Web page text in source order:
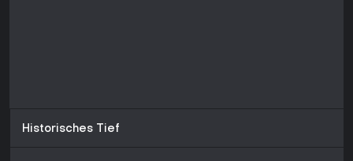
Historisches Tief